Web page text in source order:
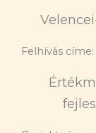
Felhívás címe: